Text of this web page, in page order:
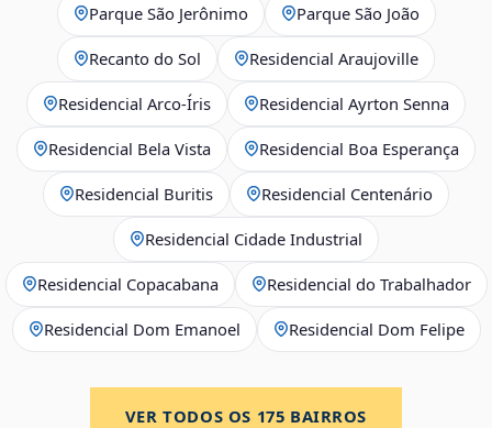
Parque São Jerônimo Parque São João
Recanto do Sol Residencial Araujoville
Residencial Arco‑Íris Residencial Ayrton Senna
Residencial Bela Vista Residencial Boa Esperança
Residencial Buritis Residencial Centenário
Residencial Cidade Industrial
Residencial Copacabana Residencial do Trabalhador
Residencial Dom Emanoel Residencial Dom Felipe
VER TODOS OS 175 BAIRROS